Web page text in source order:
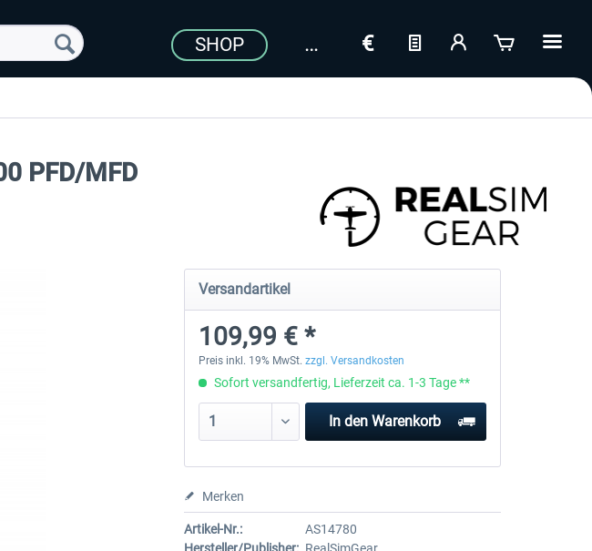
SHOP
PFD/MFD
Versandartikel
109,99 € *
Preis inkl. 19% MwSt. zzgl. Versandkosten
Sofort versandfertig, Lieferzeit ca. 1-3 Tage **
In den Warenkorb
Merken
Artikel-Nr.:
AS14780